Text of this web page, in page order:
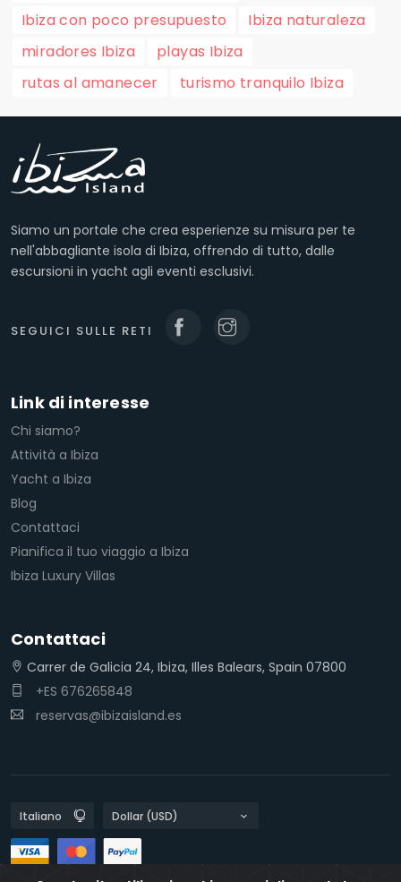
Ibiza con poco presupuesto
Ibiza naturaleza
miradores Ibiza
playas Ibiza
rutas al amanecer
turismo tranquilo Ibiza
Siamo un portale che crea esperienze su misura per te
nell'abbagliante isola di Ibiza, offrendo di tutto, dalle
escursioni in yacht agli eventi esclusivi.
SEGUICI SULLE RETI
Link di interesse
Chi siamo?
Attività a Ibiza
Yacht a Ibiza
Blog
Contattaci
Pianifica il tuo viaggio a Ibiza
Ibiza Luxury Villas
Contattaci
Carrer de Galicia 24, Ibiza, Illes Balears, Spain 07800
+ES 676265848
reservas@ibizaisland.es